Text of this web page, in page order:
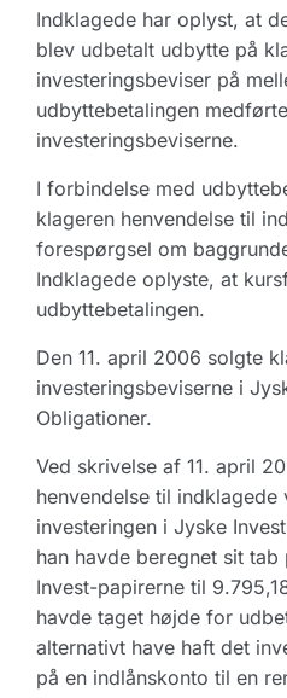
Indklagede har oplyst, at
blev udbetalt udbytte på
investeringsbeviser på
udbyttebetalingen
investeringsbeviserne.
I forbindelse med
klageren henvendelse til
forespørgsel om
Indklagede oplyste, at
udbyttebetalingen.
Den 11. april 2006 solgte
investeringsbeviserne i
Obligationer.
Ved skrivelse af 11. april
henvendelse til indklagede
investeringen i Jyske
han havde beregnet sit
Invest-papirerne til
havde taget højde for
alternativt have haft det
på en indlånskonto til en